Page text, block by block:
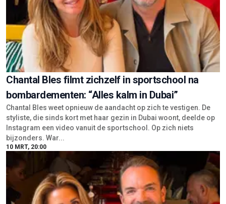
Chantal Bles filmt zichzelf in sportschool na
bombardementen: “Alles kalm in Dubai”
Chantal Bles weet opnieuw de aandacht op zich te vestigen. De
styliste, die sinds kort met haar gezin in Dubai woont, deelde op
Instagram een video vanuit de sportschool. Op zich niets
bijzonders. War...
10 MRT, 20:00